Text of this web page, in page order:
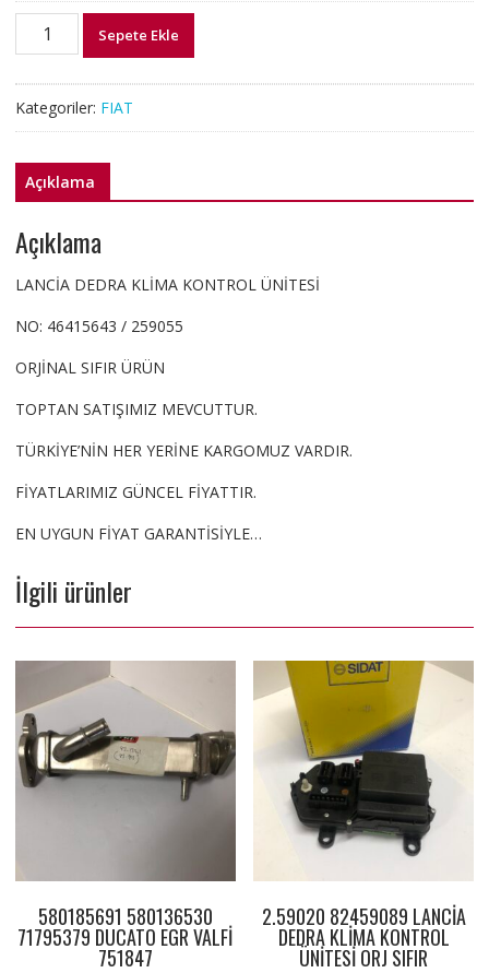
259055
KLİMA
ÜNİTESİ
ORJ
adet
Sepete Ekle
Kategoriler: FIAT
Açıklama
Açıklama
LANCİA DEDRA KLİMA KONTROL ÜNİTESİ
NO: 46415643 / 259055
ORJİNAL SIFIR ÜRÜN
TOPTAN SATIŞIMIZ MEVCUTTUR.
TÜRKİYE’NİN HER YERİNE KARGOMUZ VARDIR.
FİYATLARIMIZ GÜNCEL FİYATTIR.
EN UYGUN FİYAT GARANTİSİYLE…
İlgili ürünler
580185691 580136530
71795379 DUCATO EGR VALFİ
751847
2.59020 82459089 LANCİA
DEDRA KLİMA KONTROL
ÜNİTESİ ORJ SIFIR